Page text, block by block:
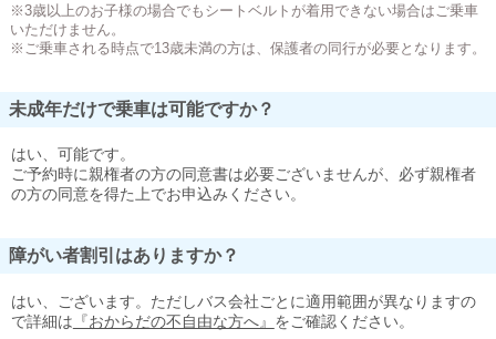
※3歳以上のお子様の場合でもシートベルトが着用できない場合はご乗車
いただけません。
※ご乗車される時点で13歳未満の方は、保護者の同行が必要となります。
未成年だけで乗車は可能ですか？
はい、可能です。
ご予約時に親権者の方の同意書は必要ございませんが、必ず親権者
の方の同意を得た上でお申込みください。
障がい者割引はありますか？
はい、ございます。ただしバス会社ごとに適用範囲が異なりますの
で詳細は 『おからだの不自由な方へ』 をご確認ください。